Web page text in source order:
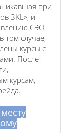
при
3KL», и
СЭО
том случае,
курсы с
После
курсам,